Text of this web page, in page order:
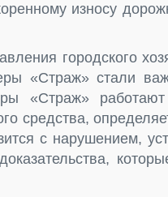
износу
городского
«Страж» стали
«Страж» работают
средства,
с нарушением,